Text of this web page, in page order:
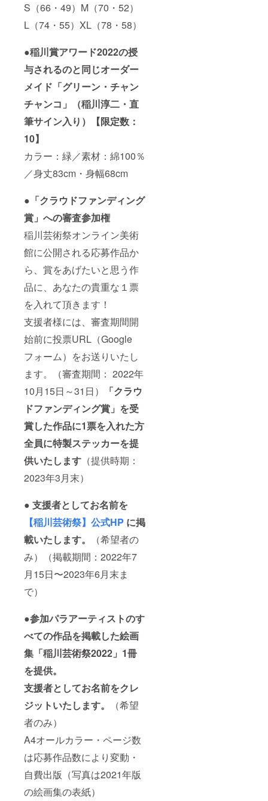
S（66・49）M（70・52）
L（74・55）XL（78・58）
●稲川賞アワード2022の授
与されるのと同じオーダー
メイド「グリーン・チャン
チャンコ」（稲川淳二・直
筆サイン入り）【限定数：
10】
カラー：緑／素材：綿100％
／身丈83cm・身幅68cm
●「クラウドファンディング
賞」への審査参加権
稲川芸術祭オンライン美術
館に公開される応募作品か
ら、賞をあげたいと思う作
品に、あなたの貴重な１票
を入れて頂きます！
支援者様には、審査期間開
始前に投票URL（Google
フォーム）をお送りいたし
ます。（審査期間： 2022年
10月15日～31日）
「クラウ
ドファンディング賞」を受
賞した作品に1票を入れた方
全員に特製ステッカーを提
供いたします （提供時期：
2023年3月末）
● 支援者としてお名前を
【稲川芸術祭】公式HP に掲
載いたします。
（希望者の
み）（掲載期間：2022年7
月15日〜2023年6月末ま
で）
●参加パラアーティストのす
べての作品を掲載した絵画
集「稲川芸術祭2022」1冊
を提供。
支援者としてお名前をクレ
ジットいたします。
（希望
者のみ）
A4オールカラー・ページ数
は応募作品数により変動・
自費出版（写真は2021年版
の絵画集の表紙）